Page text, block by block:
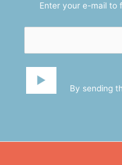
Enter your e-mail to
By sending